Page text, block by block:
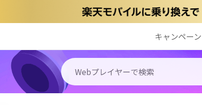
キャンペーン